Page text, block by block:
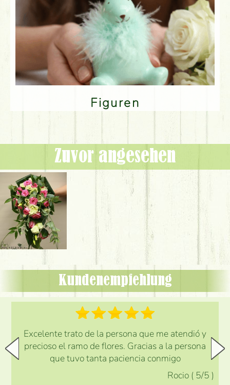
Figuren
Zuvor angesehen
Kundenempfehlung
Excelente trato de la persona que me atendió y
precioso el ramo de flores. Gracias a la persona
que tuvo tanta paciencia conmigo
Rocio ( 5/5 )